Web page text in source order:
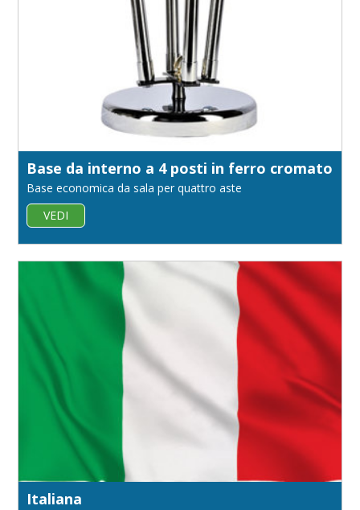
Base da interno a 4 posti in ferro cromato
Base economica da sala per quattro aste
VEDI
Italiana